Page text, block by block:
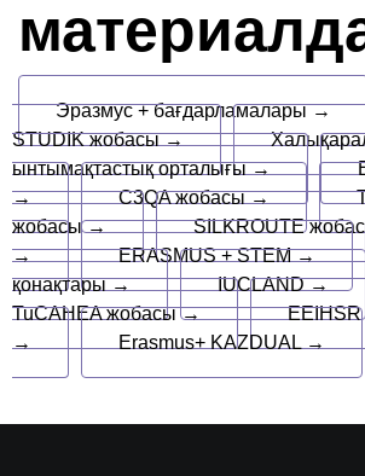
Эразмус + бағдарламалары →
STUDIK жобасы →
ынтымақтастық орталығы →
→
C3QA жобасы →
жобасы →
SILKROUTE
→
ERASMUS + STEM →
қонақтары →
IUCLAND →
TuCAHEA жобасы →
→
Erasmus+ KAZDUAL →